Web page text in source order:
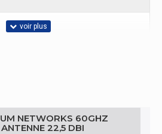
12°
NETWORKS 60GHZ
22,5 DBI